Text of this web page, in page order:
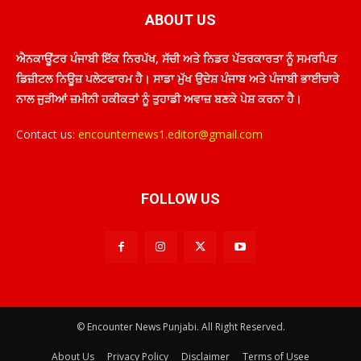
ABOUT US
ਐਨਕਾਊਂਟਰ ਪੰਜਾਬੀ ਇੱਕ ਨਿਰਪੱਖ, ਸੱਚੀ ਅਤੇ ਨਿਡਰ ਪੱਤਰਕਾਰਤਾ ਨੂੰ ਸਮਰਪਿਤ
ਡਿਜ਼ੀਟਲ ਨਿਊਜ਼ ਪਲੇਟਫਾਰਮ ਹੈ। ਸਾਡਾ ਮੁੱਖ ਉਦੇਸ਼ ਪੰਜਾਬ ਅਤੇ ਪੰਜਾਬੀ ਭਾਈਚਾਰੇ
ਨਾਲ ਜੁੜੀਆਂ ਜ਼ਮੀਨੀ ਹਕੀਕਤਾਂ ਨੂੰ ਤੁਹਾਡੀ ਅਵਾਜ਼ ਬਣਕੇ ਪੇਸ਼ ਕਰਨਾ ਹੈ।
Contact us: encounternews1.editor@gmail.com
FOLLOW US
© Encounter News Punjabi. All Right Reserved.
About Us Privacy Policy Disclaimer Terms of Usee